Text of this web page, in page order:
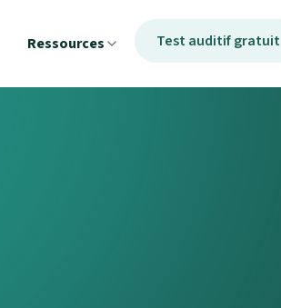
Ressources Test auditif gratuit